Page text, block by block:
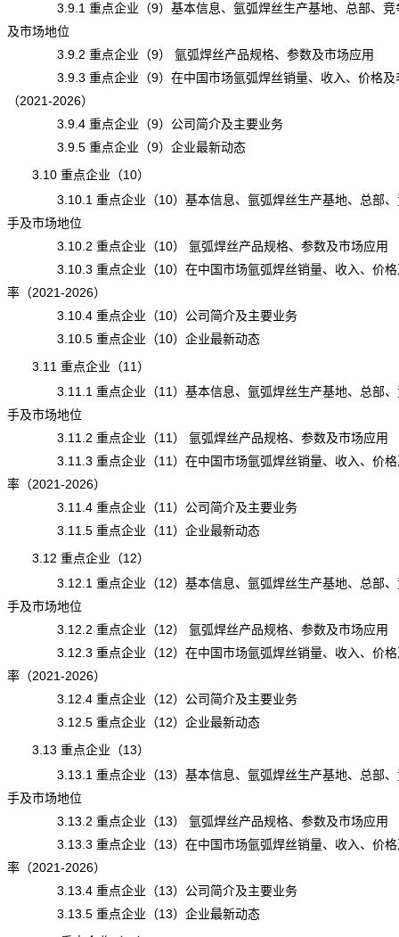
3.9.1 重点企业（9）基本信息、氩弧焊丝生产基地、总部、竞
及市场地位
3.9.2 重点企业（9） 氩弧焊丝产品规格、参数及市场应用
3.9.3 重点企业（9）在中国市场氩弧焊丝销量、收入、价格及
（2021-2026）
3.9.4 重点企业（9）公司简介及主要业务
3.9.5 重点企业（9）企业最新动态
3.10 重点企业（10）
3.10.1 重点企业（10）基本信息、氩弧焊丝生产基地、总部、
手及市场地位
3.10.2 重点企业（10） 氩弧焊丝产品规格、参数及市场应用
3.10.3 重点企业（10）在中国市场氩弧焊丝销量、收入、价格
率（2021-2026）
3.10.4 重点企业（10）公司简介及主要业务
3.10.5 重点企业（10）企业最新动态
3.11 重点企业（11）
3.11.1 重点企业（11）基本信息、氩弧焊丝生产基地、总部、
手及市场地位
3.11.2 重点企业（11） 氩弧焊丝产品规格、参数及市场应用
3.11.3 重点企业（11）在中国市场氩弧焊丝销量、收入、价格
率（2021-2026）
3.11.4 重点企业（11）公司简介及主要业务
3.11.5 重点企业（11）企业最新动态
3.12 重点企业（12）
3.12.1 重点企业（12）基本信息、氩弧焊丝生产基地、总部、
手及市场地位
3.12.2 重点企业（12） 氩弧焊丝产品规格、参数及市场应用
3.12.3 重点企业（12）在中国市场氩弧焊丝销量、收入、价格
率（2021-2026）
3.12.4 重点企业（12）公司简介及主要业务
3.12.5 重点企业（12）企业最新动态
3.13 重点企业（13）
3.13.1 重点企业（13）基本信息、氩弧焊丝生产基地、总部、
手及市场地位
3.13.2 重点企业（13） 氩弧焊丝产品规格、参数及市场应用
3.13.3 重点企业（13）在中国市场氩弧焊丝销量、收入、价格
率（2021-2026）
3.13.4 重点企业（13）公司简介及主要业务
3.13.5 重点企业（13）企业最新动态